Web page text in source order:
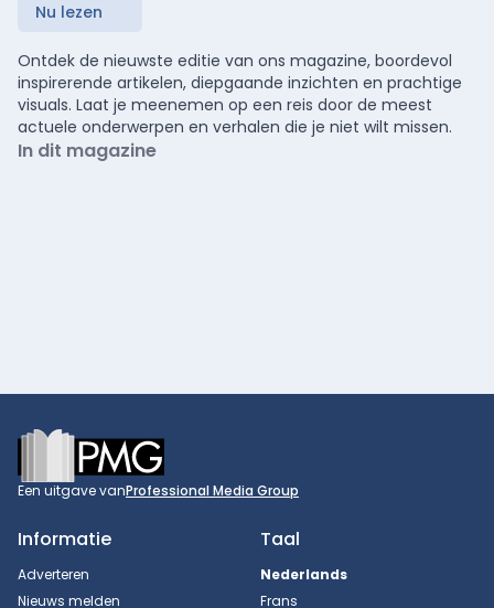
Nu lezen
Ontdek de nieuwste editie van ons magazine, boordevol
inspirerende artikelen, diepgaande inzichten en prachtige
visuals. Laat je meenemen op een reis door de meest
actuele onderwerpen en verhalen die je niet wilt missen.
In dit magazine
Footer
Een uitgave vanProfessional Media Group
Informatie
Adverteren
Nieuws melden
Taal
Nederlands
Frans